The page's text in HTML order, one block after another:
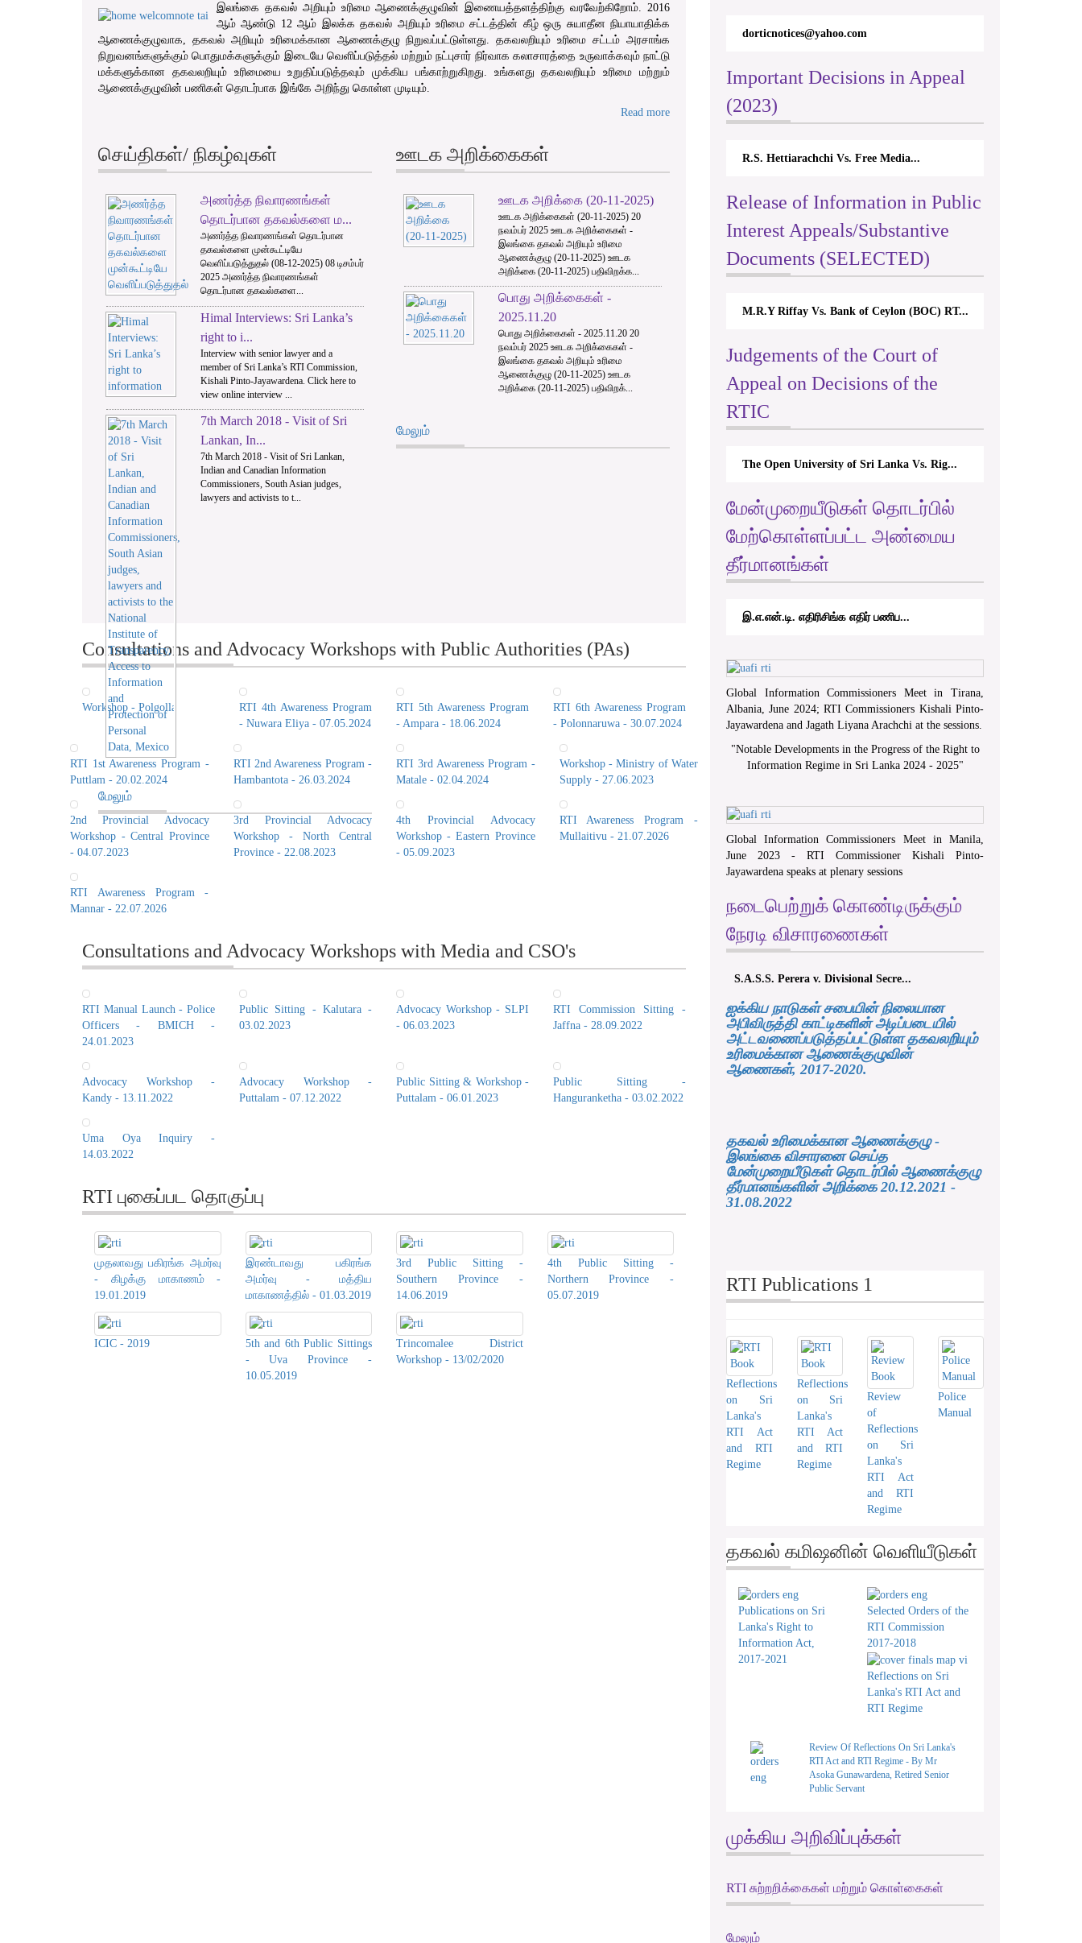
இலங்கை தகவல் அறியும் உரிமை ஆணைக்குழுவின் இணையத்தளத்திற்கு வரவேற்கிறோம். 2016
ஆம் ஆண்டு 12 ஆம் இலக்க தகவல் அறியும் உரிமை சட்டத்தின் கீழ் ஒரு சுயாதீன நியாயாதிக்க
ஆணைக்குழுவாக, தகவல் அறியும் உரிமைக்கான ஆணைக்குழு நிறுவப்பட்டுள்ளது. தகவலறியும் உரிமை சட்டம் அரசாங்க
நிறுவனங்களுக்கும் பொதுமக்களுக்கும் இடையே வெளிப்படுத்தல் மற்றும் நட்புசார் நிர்வாக கலாசாரத்தை உருவாக்கவும் நாட்டு
மக்களுக்கான தகவலறியும் உரிமையை உறுதிப்படுத்தவும் முக்கிய பங்காற்றுகிறது. உங்களது தகவலறியும் உரிமை மற்றும்
ஆணைக்குழுவின் பணிகள் தொடர்பாக இங்கே அறிந்து கொள்ள முடியும்.
Read more
செய்திகள்/ நிகழ்வுகள்
அணர்த்த நிவாரணங்கள்
தொடர்பான தகவல்களை ம...
அணர்த்த நிவாரணங்கள் தொடர்பான
தகவல்களை முன்கூட்டியே
வெளிப்படுத்துதல் (08-12-2025) 08 டிசம்பர்
2025 அணர்த்த நிவாரணங்கள்
தொடர்பான தகவல்களை...
Himal Interviews: Sri Lanka’s
right to i...
Interview with senior lawyer and a
member of Sri Lanka’s RTI Commission,
Kishali Pinto-Jayawardena. Click here to
view online interview ...
7th March 2018 - Visit of Sri
Lankan, In...
7th March 2018 - Visit of Sri Lankan,
Indian and Canadian Information
Commissioners, South Asian judges,
lawyers and activists to t...
மேலும்
ஊடக அறிக்கைகள்
ஊடக அறிக்கை (20-11-2025)
ஊடக அறிக்கைகள் (20-11-2025) 20
நவம்பர் 2025 ஊடக அறிக்கைகள் -
இலங்கை தகவல் அறியும் உரிமை
ஆணைக்குழு (20-11-2025) ஊடக
அறிக்கை (20-11-2025) பதிவிறக்க...
பொது அறிக்கைகள் -
2025.11.20
பொது அறிக்கைகள் - 2025.11.20 20
நவம்பர் 2025 ஊடக அறிக்கைகள் -
இலங்கை தகவல் அறியும் உரிமை
ஆணைக்குழு (20-11-2025) ஊடக
அறிக்கை (20-11-2025) பதிவிறக்...
மேலும்
Consultations and Advocacy Workshops with Public Authorities (PAs)
Workshop - Polgolla
RTI 4th Awareness Program
- Nuwara Eliya - 07.05.2024
RTI 5th Awareness Program
- Ampara - 18.06.2024
RTI 6th Awareness Program
- Polonnaruwa - 30.07.2024
RTI 1st Awareness Program -
Puttlam - 20.02.2024
RTI 2nd Awareness Program -
Hambantota - 26.03.2024
RTI 3rd Awareness Program -
Matale - 02.04.2024
Workshop - Ministry of Water
Supply - 27.06.2023
2nd Provincial Advocacy
Workshop - Central Province
- 04.07.2023
3rd Provincial Advocacy
Workshop - North Central
Province - 22.08.2023
4th Provincial Advocacy
Workshop - Eastern Province
- 05.09.2023
RTI Awareness Program -
Mullaitivu - 21.07.2026
RTI Awareness Program -
Mannar - 22.07.2026
Consultations and Advocacy Workshops with Media and CSO's
RTI Manual Launch - Police
Officers - BMICH -
24.01.2023
Public Sitting - Kalutara -
03.02.2023
Advocacy Workshop - SLPI
- 06.03.2023
RTI Commission Sitting -
Jaffna - 28.09.2022
Advocacy Workshop -
Kandy - 13.11.2022
Advocacy Workshop -
Puttalam - 07.12.2022
Public Sitting & Workshop -
Puttalam - 06.01.2023
Public Sitting -
Hanguranketha - 03.02.2022
Uma Oya Inquiry -
14.03.2022
RTI புகைப்பட தொகுப்பு
முதலாவது பகிரங்க அமர்வு
- கிழக்கு மாகாணம் -
19.01.2019
இரண்டாவது பகிரங்க
அமர்வு - மத்திய
மாகாணத்தில் - 01.03.2019
3rd Public Sitting -
Southern Province -
14.06.2019
4th Public Sitting -
Northern Province -
05.07.2019
ICIC - 2019
5th and 6th Public Sittings
- Uva Province -
10.05.2019
Trincomalee District
Workshop - 13/02/2020
dorticnotices@yahoo.com
Important Decisions in Appeal
(2023)
R.S. Hettiarachchi Vs. Free Media...
Release of Information in Public
Interest Appeals/Substantive
Documents (SELECTED)
M.R.Y Riffay Vs. Bank of Ceylon (BOC) RT...
Judgements of the Court of
Appeal on Decisions of the
RTIC
The Open University of Sri Lanka Vs. Rig...
மேன்முறையீடுகள் தொடர்பில்
மேற்கொள்ளப்பட்ட அண்மைய
தீர்மானங்கள்
இ.எ.என்.டி. எதிரிசிங்க எதிர் பணிப...
Global Information Commissioners Meet in Tirana,
Albania, June 2024; RTI Commissioners Kishali Pinto-
Jayawardena and Jagath Liyana Arachchi at the sessions.
"Notable Developments in the Progress of the Right to
Information Regime in Sri Lanka 2024 - 2025"
Global Information Commissioners Meet in Manila,
June 2023 - RTI Commissioner Kishali Pinto-
Jayawardena speaks at plenary sessions
நடைபெற்றுக் கொண்டிருக்கும்
நேரடி விசாரணைகள்
S.A.S.S. Perera v. Divisional Secre...
ஐக்கிய நாடுகள் சபையின் நிலையான
அபிவிருத்தி காட்டிகளின் அடிப்படையில்
அட்டவணைப்படுத்தப்பட்டுள்ள தகவலறியும்
உரிமைக்கான ஆணைக்குழுவின்
ஆணைகள், 2017-2020.
தகவல் உரிமைக்கான ஆணைக்குழு -
இலங்கை விசாரனை செய்த
மேன்முறையீடுகள் தொடர்பில் ஆணைக்குழு
தீர்மானங்களின் அறிக்கை 20.12.2021 -
31.08.2022
RTI Publications 1
Reflections
on Sri
Lanka's
RTI Act
and RTI
Regime
Reflections
on Sri
Lanka's
RTI Act
and RTI
Regime
Review
of
Reflections
on Sri
Lanka's
RTI Act
and RTI
Regime
Police
Manual
தகவல் கமிஷனின் வெளியீடுகள்
Publications on Sri
Lanka's Right to
Information Act,
2017-2021
Selected Orders of the
RTI Commission
2017-2018
Reflections on Sri
Lanka's RTI Act and
RTI Regime
Review Of Reflections On Sri Lanka's
RTI Act and RTI Regime - By Mr
Asoka Gunawardena, Retired Senior
Public Servant
முக்கிய அறிவிப்புக்கள்
RTI சுற்றறிக்கைகள் மற்றும் கொள்கைகள்
மேலும்